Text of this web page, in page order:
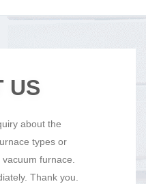
US
about the
types or
furnace.
Thank you.